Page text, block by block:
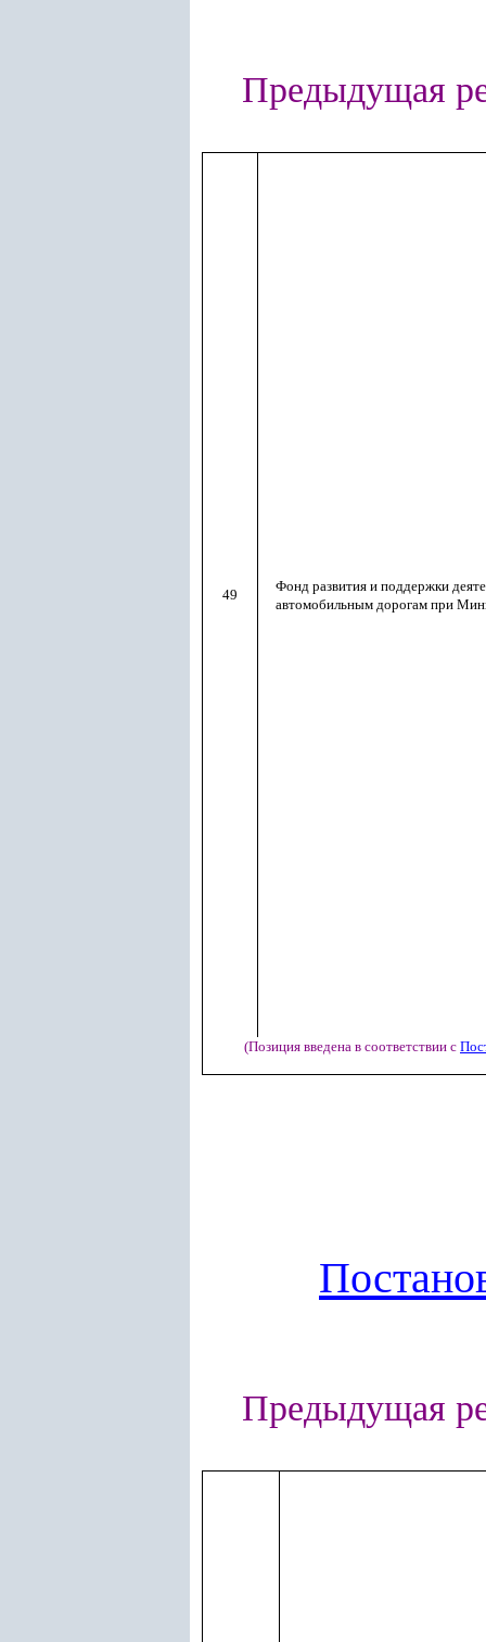
Предыдущая
49
Фонд развития и поддержки
автомобильным дорогам при
(Позиция введена в соответствии с
Предыдущая